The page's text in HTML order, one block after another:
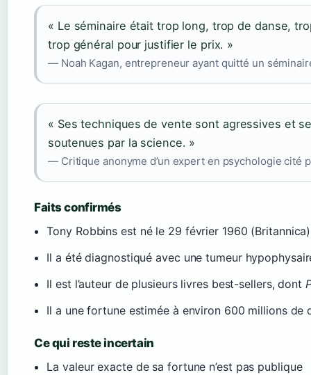
« Le séminaire était trop long, trop de danse,
trop général pour justifier le prix. »
— Noah Kagan, entrepreneur ayant quitté un
« Ses techniques de vente sont agressives et
soutenues par la science. »
— Critique anonyme d’un expert en psychologie cité
Faits confirmés
Tony Robbins est né le 29 février 1960 (Britannica)
Il a été diagnostiqué avec une tumeur
Il est l’auteur de plusieurs livres best-sellers, dont
Il a une fortune estimée à environ 600 millions de
Ce qui reste incertain
La valeur exacte de sa fortune n’est pas publique